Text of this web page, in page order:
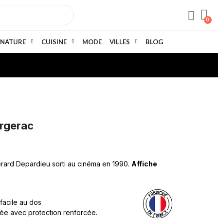
NATURE CUISINE MODE VILLES BLOG
Depardieu sorti au cinéma en 1990. Affiche
au dos
avec protection renforcée.